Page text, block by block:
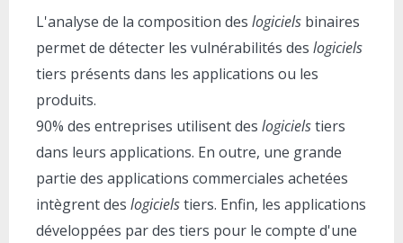
L'analyse de la composition des logiciels binaires
permet de détecter les vulnérabilités des logiciels
tiers présents dans les applications ou les
produits.
90% des entreprises utilisent des logicielstiers
dans leurs applications. En outre, une grande
partie des applications commerciales achetées
intègrent des logicielstiers. Enfin, les applications
développées par des tiers pour le compte d'une